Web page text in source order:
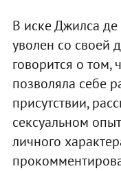
В иске Джилса
уволен со своей
говорится о том,
позволяла себе
присутствии,
сексуальном
личного